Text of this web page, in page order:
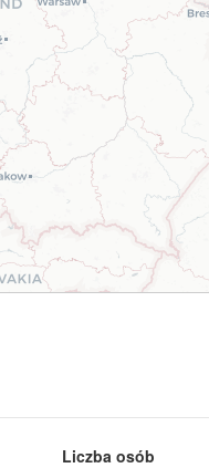
Liczba osób